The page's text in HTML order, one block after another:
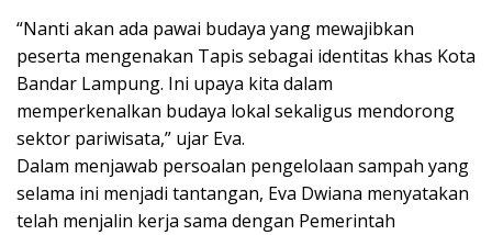
“Nanti akan ada pawai budaya yang mewajibkan
peserta mengenakan Tapis sebagai identitas khas Kota
Bandar Lampung. Ini upaya kita dalam
memperkenalkan budaya lokal sekaligus mendorong
sektor pariwisata,” ujar Eva.
Dalam menjawab persoalan pengelolaan sampah yang
selama ini menjadi tantangan, Eva Dwiana menyatakan
telah menjalin kerja sama dengan Pemerintah